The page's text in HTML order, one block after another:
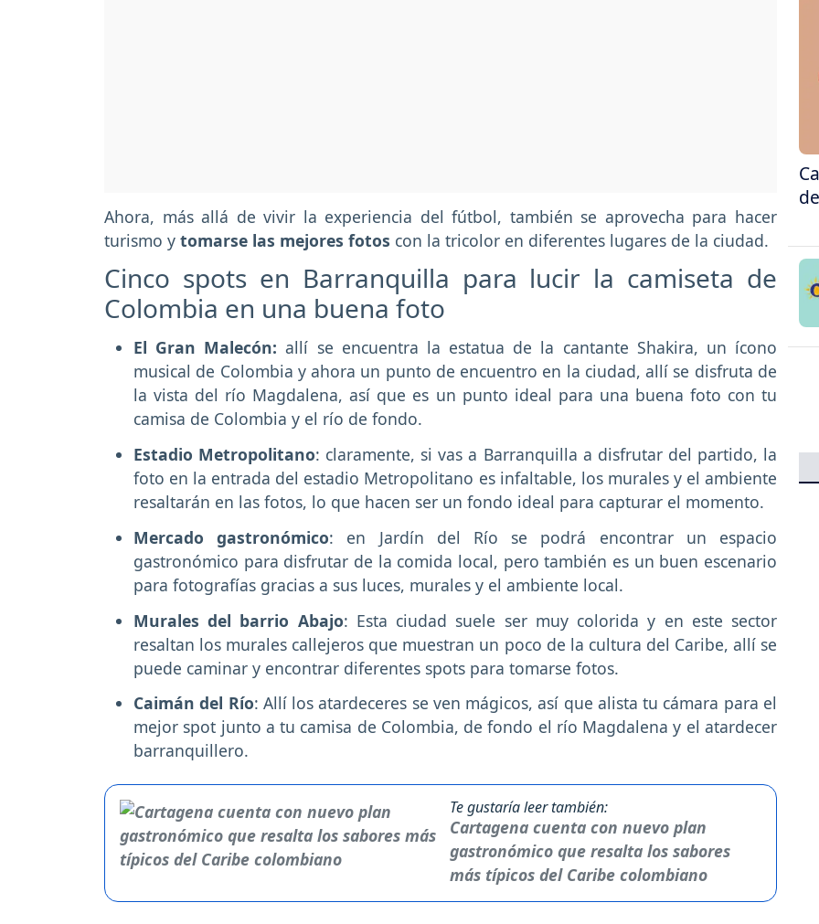
Ahora, más allá de vivir la experiencia del fútbol, también se aprovecha para hacer
turismo y tomarse las mejores fotos con la tricolor en diferentes lugares de la ciudad.
Cinco spots en Barranquilla para lucir la camiseta de
Colombia en una buena foto
El Gran Malecón: allí se encuentra la estatua de la cantante Shakira, un ícono
musical de Colombia y ahora un punto de encuentro en la ciudad, allí se disfruta de
la vista del río Magdalena, así que es un punto ideal para una buena foto con tu
camisa de Colombia y el río de fondo.
Estadio Metropolitano: claramente, si vas a Barranquilla a disfrutar del partido, la
foto en la entrada del estadio Metropolitano es infaltable, los murales y el ambiente
resaltarán en las fotos, lo que hacen ser un fondo ideal para capturar el momento.
Mercado gastronómico: en Jardín del Río se podrá encontrar un espacio
gastronómico para disfrutar de la comida local, pero también es un buen escenario
para fotografías gracias a sus luces, murales y el ambiente local.
Murales del barrio Abajo: Esta ciudad suele ser muy colorida y en este sector
resaltan los murales callejeros que muestran un poco de la cultura del Caribe, allí se
puede caminar y encontrar diferentes spots para tomarse fotos.
Caimán del Río: Allí los atardeceres se ven mágicos, así que alista tu cámara para el
mejor spot junto a tu camisa de Colombia, de fondo el río Magdalena y el atardecer
barranquillero.
Te gustaría leer también:
Cartagena cuenta con nuevo plan
gastronómico que resalta los sabores
más típicos del Caribe colombiano